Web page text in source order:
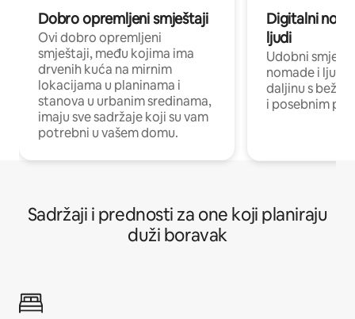
Dobro opremljeni smještaji
Ovi dobro opremljeni
smještaji, među kojima ima
drvenih kuća na mirnim
lokacijama u planinama i
stanova u urbanim sredinama,
imaju sve sadržaje koji su vam
potrebni u vašem domu.
Digitalni
ljudi
Udobni
nomade i ljude
daljinu s
i posebnim
Sadržaji i prednosti za one koji planiraju
duži boravak